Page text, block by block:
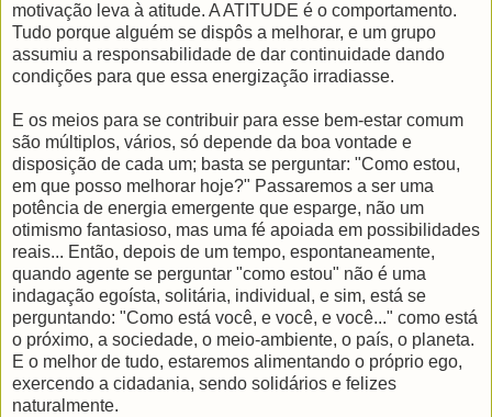
motivação leva à atitude. A ATITUDE é o comportamento.
Tudo porque alguém se dispôs a melhorar, e um grupo
assumiu a responsabilidade de dar continuidade dando
condições para que essa energização irradiasse.
E os meios para se contribuir para esse bem-estar comum
são múltiplos, vários, só depende da boa vontade e
disposição de cada um; basta se perguntar: "Como estou,
em que posso melhorar hoje?" Passaremos a ser uma
potência de energia emergente que esparge, não um
otimismo fantasioso, mas uma fé apoiada em possibilidades
reais... Então, depois de um tempo, espontaneamente,
quando agente se perguntar "como estou" não é uma
indagação egoísta, solitária, individual, e sim, está se
perguntando: "Como está você, e você, e você..." como está
o próximo, a sociedade, o meio-ambiente, o país, o planeta.
E o melhor de tudo, estaremos alimentando o próprio ego,
exercendo a cidadania, sendo solidários e felizes
naturalmente.